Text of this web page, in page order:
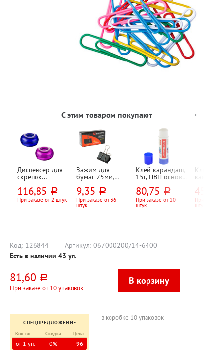
С этим товаром покупают →
Диспенсер для
скрепок
ассорти,
круглый
116,85 руб.
При заказе от 2 штук
Зажим для
бумаг 25мм,
черный
9,35 руб.
При заказе от 36
штук
Клей карандаш,
15г, ПВП основа,
80,75 руб.
При заказе от 20
штук
Клей
50мл,
45,90
При
штук
Код: 126844 Артикул: 067000200/14-6400
Есть в наличии 43 уп.
81,60 руб.
При заказе от 10 упаковок
СПЕЦПРЕДЛОЖЕНИЕ
Кол-во
Скидка Цена
от 1 уп. 0%
96
в коробке 10 упаковок